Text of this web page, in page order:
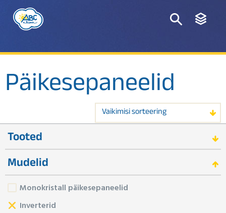
Päikesepaneelid
Vaikimisi sorteering
Tooted
Mudelid
Monokristall päikesepaneelid
Inverterid